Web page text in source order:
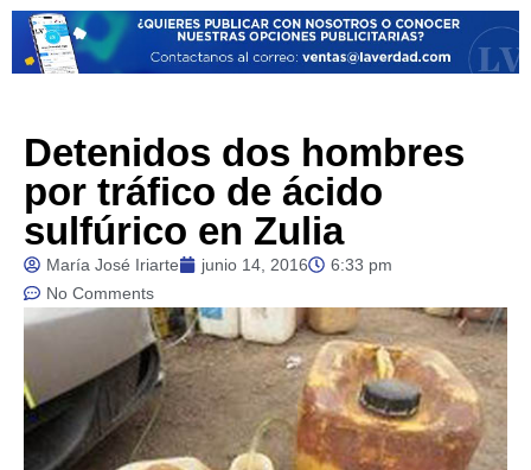
Detenidos dos hombres
por tráfico de ácido
sulfúrico en Zulia
María José Iriarte junio 14, 2016
6:33 pm
No Comments